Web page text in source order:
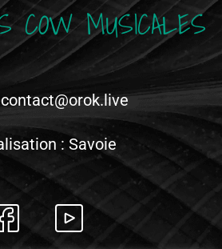
COW MUSICALES
: Savoie